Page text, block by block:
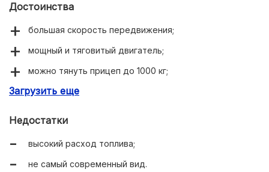
Достоинства
большая скорость передвижения;
мощный и тяговитый двигатель;
можно тянуть прицеп до 1000 кг;
вместительное багажное отделение.
Загрузить еще
Недостатки
высокий расход топлива;
не самый современный вид.